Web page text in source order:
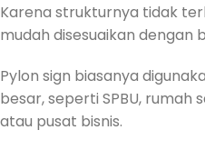
Karena strukturnya tidak
mudah disesuaikan dengan
Pylon sign biasanya
besar, seperti SPBU, rumah
atau pusat bisnis.